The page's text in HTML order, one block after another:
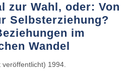
zur Wahl, oder: Von
Selbsterziehung?
im
Wandel
1994.